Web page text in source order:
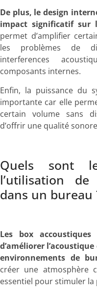
De plus, le design
impact significatif sur
permet d’amplifier
les problèmes de
interferences
composants internes.
Enfin, la puissance du
importante car elle
certain volume sans
d’offrir une qualité
Quels sont
l’utilisation
dans un bureau
Les box
d’améliorer
environnements de
créer une atmosphère
essentiel pour stimuler